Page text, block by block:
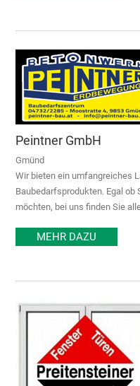
Peintner GmbH
Gmünd
Wir bieten ein umfangreiches
Baubedarfsprodukten. Egal ob
möchten, bei uns finden Sie
MEHR DAZU